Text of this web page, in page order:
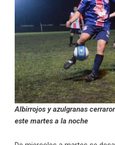
Albirrojos y azulgranas
este martes a la noche